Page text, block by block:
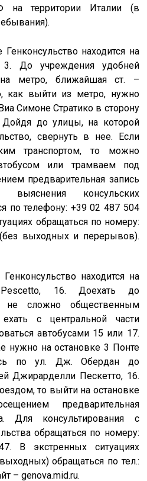
на территории Италии (в
Генконсульство находится на
3. До учреждения удобней
на метро, ближайшая ст. –
как выйти из метро, нужно
Симоне Стратико в сторону
Дойдя до улицы, на которой
свернуть в нее. Если
транспортом, то можно
или трамваем под
предварительная запись
выяснения консульских
по телефону: +39 02 487 504
обращаться по номеру:
выходных и перерывов).
находится на
16. Доехать до
не сложно общественным
с центральной части
автобусами 15 или 17.
нужно на остановке 3 Понте
по ул. Дж. Обердан до
Джирарделли Пескетто, 16.
то выйти на остановке
предварительная
Для консультирования с
обращаться по номеру:
В экстренных ситуациях
обращаться по тел.:
– genova.mid.ru.